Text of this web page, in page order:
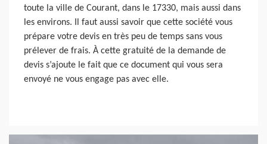
toute la ville de Courant, dans le 17330, mais aussi dans
les environs. Il faut aussi savoir que cette société vous
prépare votre devis en très peu de temps sans vous
prélever de frais. À cette gratuité de la demande de
devis s’ajoute le fait que ce document qui vous sera
envoyé ne vous engage pas avec elle.